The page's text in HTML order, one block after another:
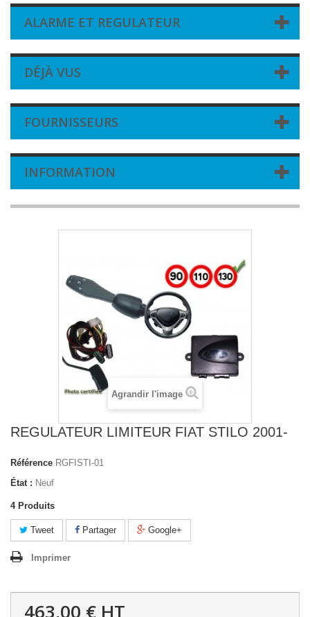
ALARME ET REGULATEUR
DÉJÀ VUS
FOURNISSEURS
INFORMATION
Agrandir l'image
REGULATEUR LIMITEUR FIAT STILO 2001-
Référence RGFISTI-01
État : Neuf
4 Produits
Tweet Partager Google+
Imprimer
463,00 € HT